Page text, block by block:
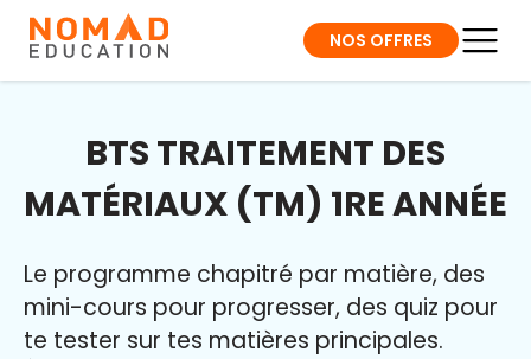
NOS OFFRES
BTS TRAITEMENT DES
MATÉRIAUX (TM) 1RE ANNÉE
Le programme chapitré par matière, des
mini-cours pour progresser, des quiz pour
te tester sur tes matières principales.